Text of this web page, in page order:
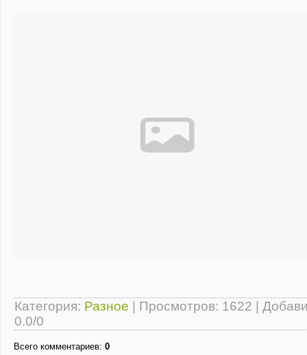
Категория: Разное Просмотров: 1622 |
0.0/0
Всего комментариев: 0